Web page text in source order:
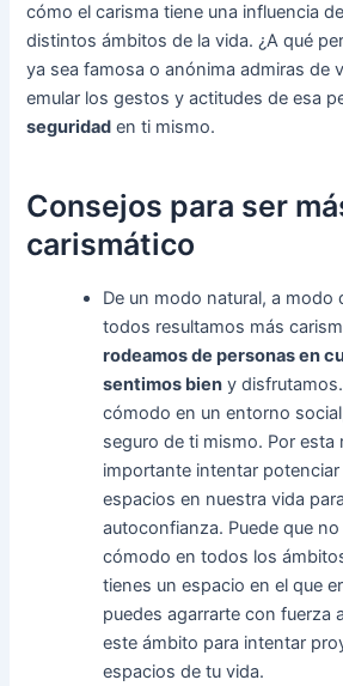
cómo el carisma tiene una influencia
distintos ámbitos de la vida. ¿A qué
ya sea famosa o anónima admiras de
emular los gestos y actitudes de esa
seguridad en ti mismo.
Consejos para ser
carismático
De un modo natural, a modo
todos resultamos más
rodeamos de personas en
sentimos bien y
cómodo en un entorno
seguro de ti mismo. Por esta
importante intentar
espacios en nuestra vida
autoconfianza. Puede que
cómodo en todos los
tienes un espacio en el que
puedes agarrarte con fuerza
este ámbito para intentar
espacios de tu vida.